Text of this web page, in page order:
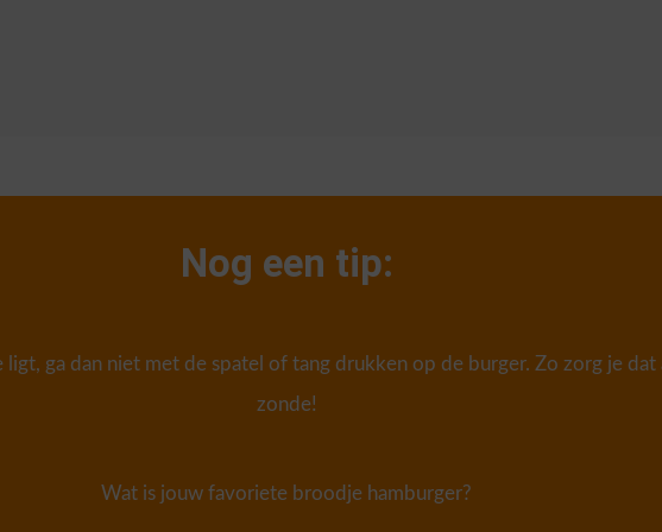
Nog een tip:
ga dan niet met de spatel of tang drukken op de burger. Zo zorg je
zonde!
Wat is jouw favoriete broodje hamburger?